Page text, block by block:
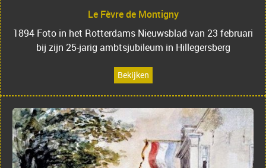
Le Fèvre de Montigny
1894 Foto in het Rotterdams Nieuwsblad van 23 februari
bij zijn 25-jarig ambtsjubileum in Hillegersberg
Bekijken